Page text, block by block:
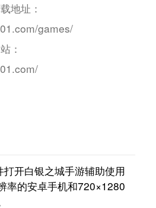
地址：
games/
：
开白银之城手游辅助使用
率的安卓手机和720×1280